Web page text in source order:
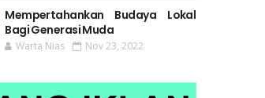
Mempertahankan Budaya Lokal
Bagi Generasi Muda
Warta Nias Nov 23, 2022